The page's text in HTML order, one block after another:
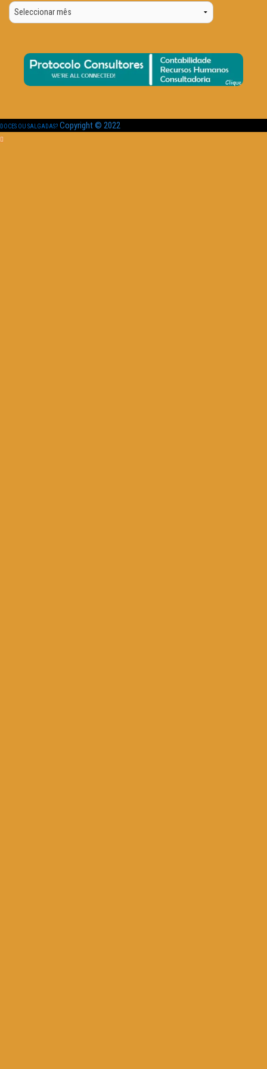
Por
Data
DOCES OU SALGADAS? Copyright © 2022